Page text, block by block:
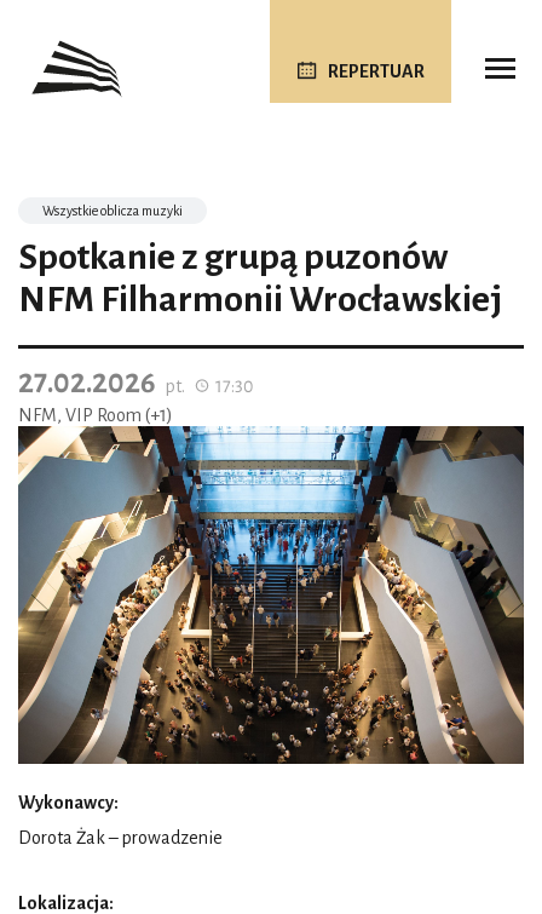
REPERTUAR
Wszystkie oblicza muzyki
Spotkanie z grupą puzonów
NFM Filharmonii Wrocławskiej
27.02.2026 pt.
17:30
NFM, VIP Room (+1)
Wykonawcy:
Dorota Żak – prowadzenie
Lokalizacja: